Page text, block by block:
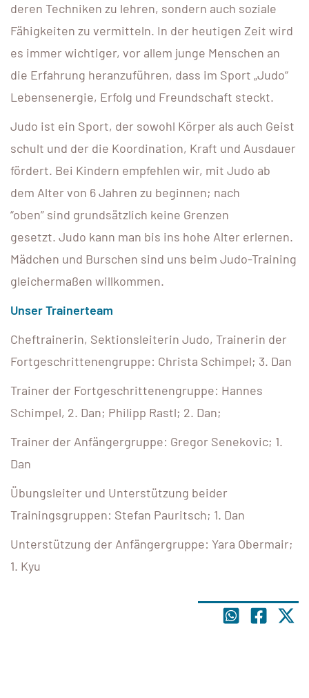
deren Techniken zu lehren, sondern auch soziale
Fähigkeiten zu vermitteln. In der heutigen Zeit wird
es immer wichtiger, vor allem junge Menschen an
die Erfahrung heranzuführen, dass im Sport „Judo“
Lebensenergie, Erfolg und Freundschaft steckt.
Judo ist ein Sport, der sowohl Körper als auch Geist
schult und der die Koordination, Kraft und Ausdauer
fördert. Bei Kindern empfehlen wir, mit Judo ab
dem Alter von 6 Jahren zu beginnen; nach
“oben” sind grundsätzlich keine Grenzen
gesetzt. Judo kann man bis ins hohe Alter erlernen.
Mädchen und Burschen sind uns beim Judo-Training
gleichermaßen willkommen.
Unser Trainerteam
Cheftrainerin, Sektionsleiterin Judo, Trainerin der
Fortgeschrittenengruppe: Christa Schimpel; 3. Dan
Trainer der Fortgeschrittenengruppe: Hannes
Schimpel, 2. Dan; Philipp Rastl; 2. Dan;
Trainer der Anfängergruppe: Gregor Senekovic; 1.
Dan
Übungsleiter und Unterstützung beider
Trainingsgruppen: Stefan Pauritsch; 1. Dan
Unterstützung der Anfängergruppe: Yara Obermair;
1. Kyu